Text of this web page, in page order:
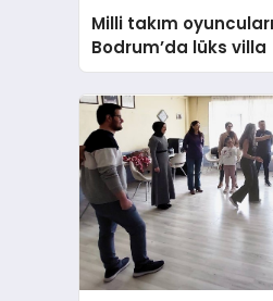
Milli takım
Bodrum’da lüks villa